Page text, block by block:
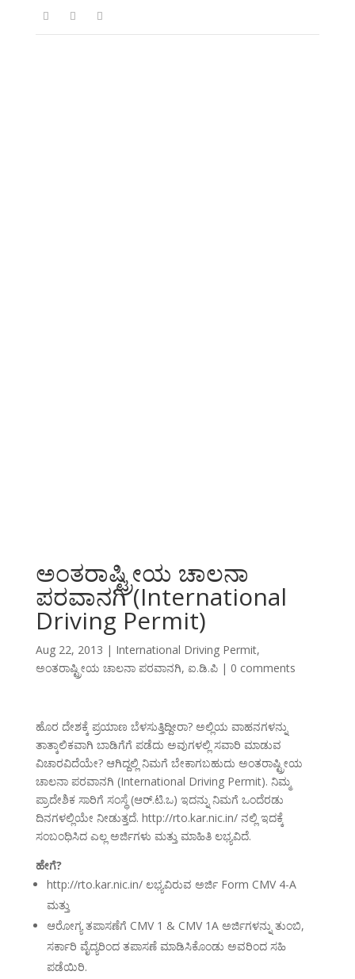
ಅಂತರಾಷ್ಟ್ರೀಯ ಚಾಲನಾ
ಪರವಾನಗಿ (International
Driving Permit)
Aug 22, 2013 | International Driving Permit,
ಅಂತರಾಷ್ಟ್ರೀಯ ಚಾಲನಾ ಪರವಾನಗಿ, ಐ.ಡಿ.ಪಿ| 0 comments
ಹೊರ ದೇಶಕ್ಕೆ ಪ್ರಯಾಣ ಬೆಳಸುತ್ತಿದ್ದೀರಾ? ಅಲ್ಲಿಯ ವಾಹನಗಳನ್ನು
ತಾತ್ಕಾಲಿಕವಾಗಿ ಬಾಡಿಗೆಗೆ ಪಡೆದು ಅವುಗಳಲ್ಲಿ ಸವಾರಿ ಮಾಡುವ
ವಿಚಾರವಿದೆಯೇ? ಆಗಿದ್ದಲ್ಲಿ ನಿಮಗೆ ಬೇಕಾಗಬಹುದು ಅಂತರಾಷ್ಟ್ರೀಯ
ಚಾಲನಾ ಪರವಾನಗಿ (International Driving Permit). ನಿಮ್ಮ
ಪ್ರಾದೇಶಿಕ ಸಾರಿಗೆ ಸಂಸ್ಥೆ (ಆರ್.ಟಿ.ಒ) ಇದನ್ನು ನಿಮಗೆ ಒಂದೆರಡು
ದಿನಗಳಲ್ಲಿಯೇ ನೀಡುತ್ತದೆ. http://rto.kar.nic.in/ ನಲ್ಲಿ ಇದಕ್ಕೆ
ಸಂಬಂಧಿಸಿದ ಎಲ್ಲ ಅರ್ಜಿಗಳು ಮತ್ತು ಮಾಹಿತಿ ಲಭ್ಯವಿದೆ.
ಹೇಗೆ?
http://rto.kar.nic.in/ ಲಭ್ಯವಿರುವ ಅರ್ಜಿ Form CMV 4-A
ಮತ್ತು
ಆರೋಗ್ಯ ತಪಾಸಣೆಗೆ CMV 1 & CMV 1A ಅರ್ಜಿಗಳನ್ನು ತುಂಬಿ,
ಸರ್ಕಾರಿ ವೈದ್ಯರಿಂದ ತಪಾಸಣೆ ಮಾಡಿಸಿಕೊಂಡು ಅವರಿಂದ ಸಹಿ
ಪಡೆಯಿರಿ.